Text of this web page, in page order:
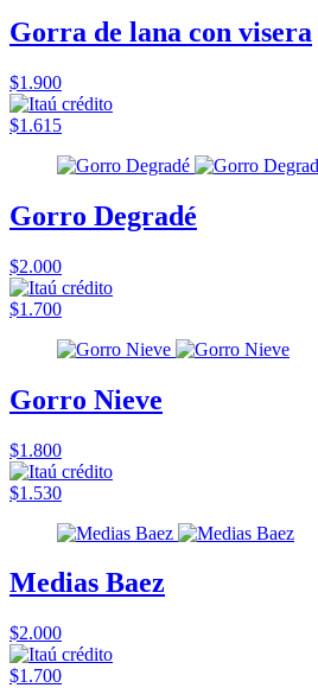
Gorra de lana con visera
$1.900
$1.615
Gorro Degradé
$2.000
$1.700
Gorro Nieve
$1.800
$1.530
Medias Baez
$2.000
$1.700